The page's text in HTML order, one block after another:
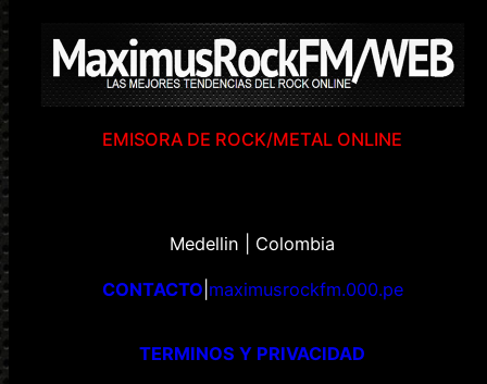
EMISORA DE ROCK/METAL ONLINE
Medellin | Colombia
CONTACTO maximusrockfm.000.pe
TERMINOS Y PRIVACIDAD